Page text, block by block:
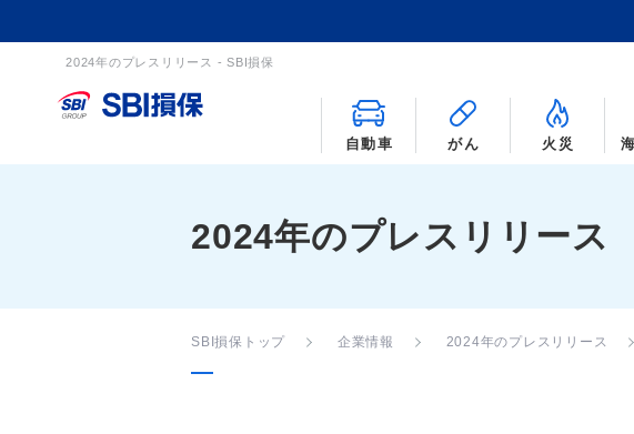
2024年のプレスリリース - SBI損保
自動車 がん 火災
2024年のプレスリリース
SBI損保トップ 企業情報 2024年のプレスリリース